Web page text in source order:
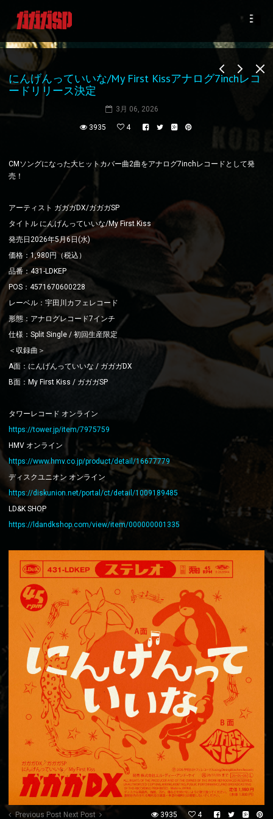
にんげんっていいな/My First Kissアナログ7inchレコ
ードリリース決定
3月 06, 2026
3935 4
CM ソングになった大ヒットカバー曲2曲をアナログ7inchレコードとして発
売！
アーティスト ガガガDX/ガガガSP
タイトル にんげんっていいな/My First Kiss
発売日2026年5月6日(水)
価格：1,980円（税込）
品番：431-LDKEP
POS：4571670600228
レーベル：宇田川カフェレコード
形態：アナログレコード7インチ
仕様：Split Single / 初回生産限定
＜収録曲＞
A面：にんげんっていいな / ガガガDX
B面：My First Kiss / ガガガSP
タワーレコード オンライン
https://tower.jp/item/7975759
HMV オンライン
https://www.hmv.co.jp/product/detail/16677779
ディスクユニオン オンライン
https://diskunion.net/portal/ct/detail/1009189485
LD&K SHOP
https://ldandkshop.com/view/item/000000001335
Previous Post Next Post 3935 4